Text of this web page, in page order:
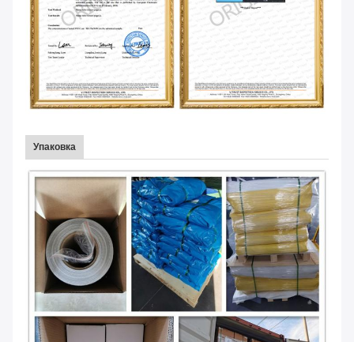
Упаковка